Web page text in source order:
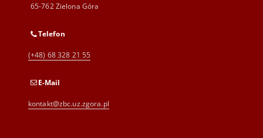
65-762 Zielona Góra
Telefon
(+48) 68 328 21 55
E-Mail
kontakt@zbc.uz.zgora.pl